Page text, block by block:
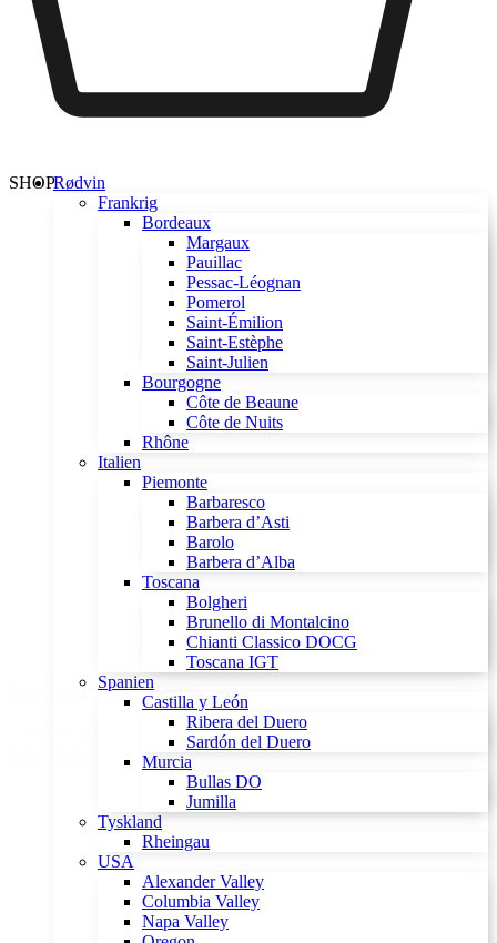
Rødvin
Frankrig
Bordeaux
Margaux
Pauillac
Pessac-Léognan
Pomerol
Saint-Émilion
Saint-Estèphe
Saint-Julien
Bourgogne
Côte de Beaune
Côte de Nuits
Rhône
Italien
Piemonte
Barbaresco
Barbera d’Asti
Barolo
Barbera d’Alba
Toscana
Bolgheri
Brunello di Montalcino
Chianti Classico DOCG
Toscana IGT
Spanien
Castilla y León
Ribera del Duero
Sardón del Duero
Murcia
Bullas DO
Jumilla
Tyskland
Rheingau
USA
Alexander Valley
Columbia Valley
Napa Valley
SHOP
Guado al Tasso 2008